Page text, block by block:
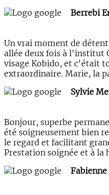
Berrebi
Un vrai moment de
allée deux fois à l'institut
visage Kobido, et c'était
extraordinaire. Marie, la
Sylvie
Bonjour, superbe
été soigneusement bien
le regard et facilitant
Prestation soignée et à la
Fabienne